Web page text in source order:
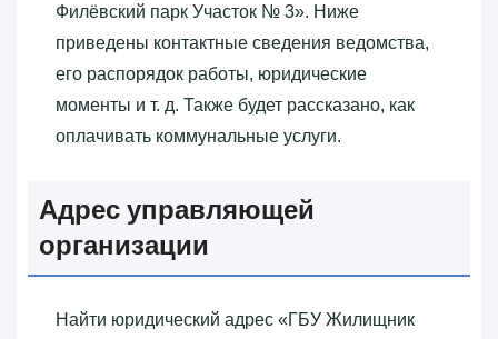
Филёвский парк Участок № 3»‎. Ниже
приведены контактные сведения ведомства,
его распорядок работы, юридические
моменты и т. д. Также будет рассказано, как
оплачивать коммунальные услуги.
Адрес управляющей
организации
Найти юридический адрес «‎ГБУ Жилищник